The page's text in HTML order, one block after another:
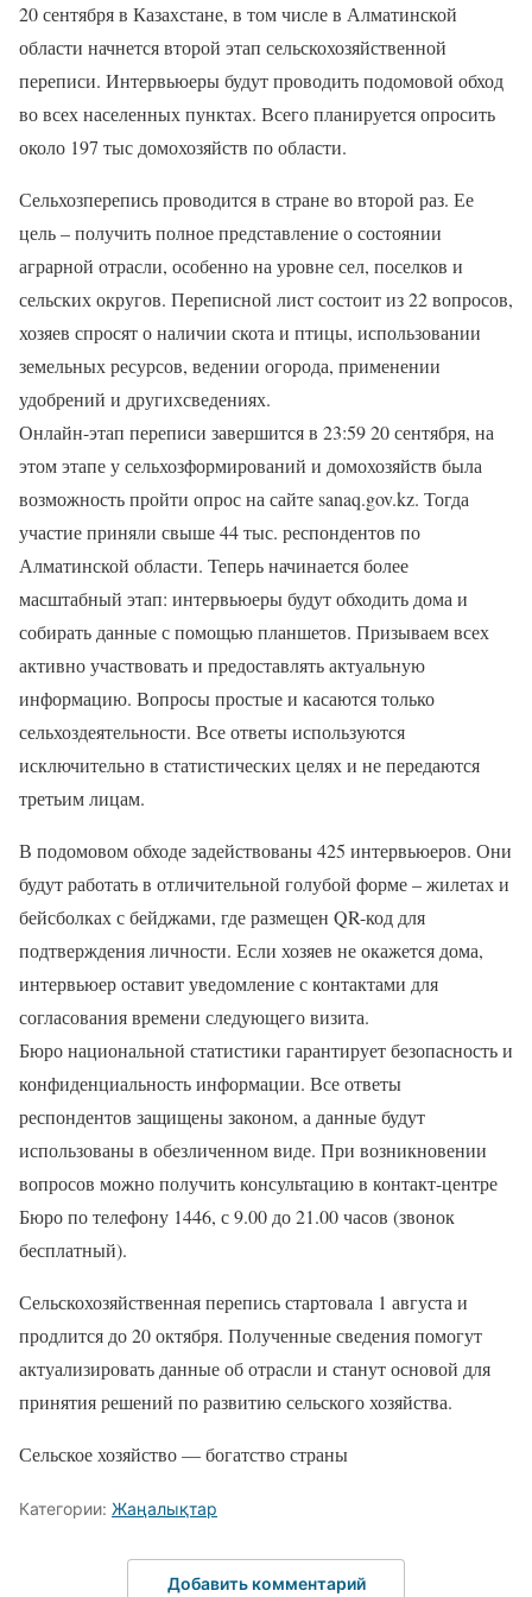
20 сентября в Казахстане, в том числе в Алматинской
области начнется второй этап сельскохозяйственной
переписи. Интервьюеры будут проводить подомовой обход
во всех населенных пунктах. Всего планируется опросить
около 197 тыс домохозяйств по области.
Сельхозперепись проводится в стране во второй раз. Ее
цель – получить полное представление о состоянии
аграрной отрасли, особенно на уровне сел, поселков и
сельских округов. Переписной лист состоит из 22 вопросов,
хозяев спросят о наличии скота и птицы, использовании
земельных ресурсов, ведении огорода, применении
удобрений и другихсведениях.
Онлайн-этап переписи завершится в 23:59 20 сентября, на
этом этапе у сельхозформирований и домохозяйств была
возможность пройти опрос на сайте sanaq.gov.kz. Тогда
участие приняли свыше 44 тыс. респондентов по
Алматинской области. Теперь начинается более
масштабный этап: интервьюеры будут обходить дома и
собирать данные с помощью планшетов. Призываем всех
активно участвовать и предоставлять актуальную
информацию. Вопросы простые и касаются только
сельхоздеятельности. Все ответы используются
исключительно в статистических целях и не передаются
третьим лицам.
В подомовом обходе задействованы 425 интервьюеров. Они
будут работать в отличительной голубой форме – жилетах и
бейсболках с бейджами, где размещен QR-код для
подтверждения личности. Если хозяев не окажется дома,
интервьюер оставит уведомление с контактами для
согласования времени следующего визита.
Бюро национальной статистики гарантирует безопасность и
конфиденциальность информации. Все ответы
респондентов защищены законом, а данные будут
использованы в обезличенном виде. При возникновении
вопросов можно получить консультацию в контакт-центре
Бюро по телефону 1446, с 9.00 до 21.00 часов (звонок
бесплатный).
Сельскохозяйственная перепись стартовала 1 августа и
продлится до 20 октября. Полученные сведения помогут
актуализировать данные об отрасли и станут основой для
принятия решений по развитию сельского хозяйства.
Сельское хозяйство — богатство страны
Категории: Жаңалықтар
Добавить комментарий